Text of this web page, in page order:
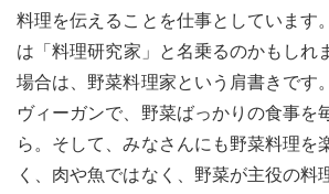
料理を伝えることを仕事としています
は「料理研究家」と名乗るのかもし
場合は、野菜料理家という肩書きです
ヴィーガンで、野菜ばっかりの食事を
ら。そして、みなさんにも野菜料理を
く、肉や魚ではなく、野菜が主役の料